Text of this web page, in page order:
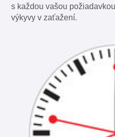
s každou vašou
výkyvy v zaťažení.